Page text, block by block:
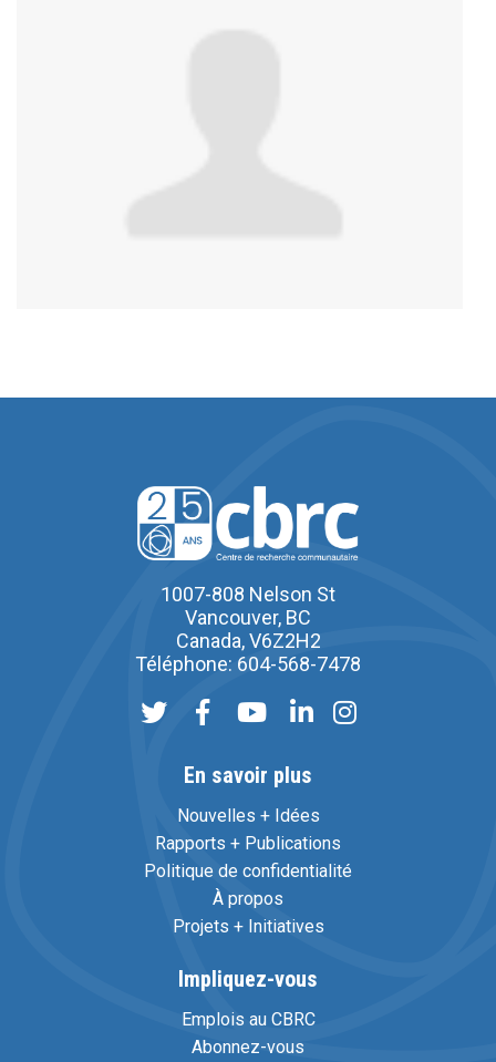
1007-808 Nelson St
Vancouver, BC
Canada, V6Z2H2
Téléphone: 604-568-7478
En savoir plus
Nouvelles + Idées
Rapports + Publications
Politique de confidentialité
À propos
Projets + Initiatives
Impliquez-vous
Emplois au CBRC
Abonnez-vous